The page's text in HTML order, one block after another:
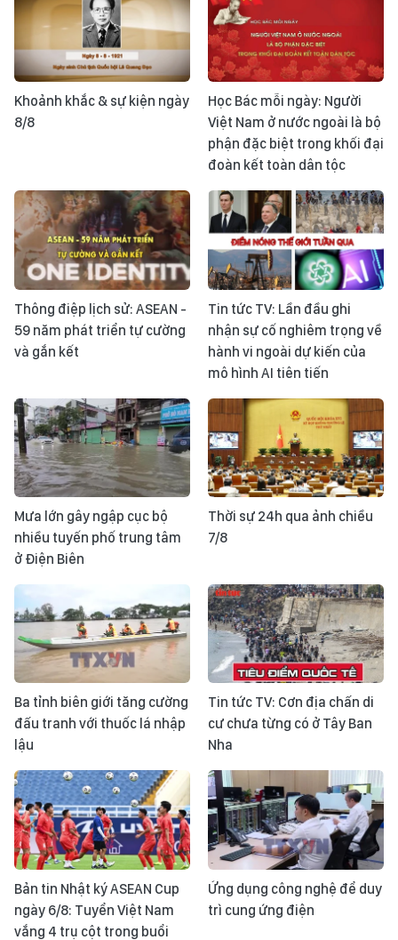
Khoảnh khắc & sự kiện ngày
8/8
Học Bác mỗi ngày: Người
Việt Nam ở nước ngoài là bộ
phận đặc biệt trong khối đại
đoàn kết toàn dân tộc
Thông điệp lịch sử: ASEAN -
59 năm phát triển tự cường
và gắn kết
Tin tức TV: Lần đầu ghi
nhận sự cố nghiêm trọng về
hành vi ngoài dự kiến của
mô hình AI tiên tiến
Mưa lớn gây ngập cục bộ
nhiều tuyến phố trung tâm
ở Điện Biên
Thời sự 24h qua ảnh chiều
7/8
Ba tỉnh biên giới tăng cường
đấu tranh với thuốc lá nhập
lậu
Tin tức TV: Cơn địa chấn di
cư chưa từng có ở Tây Ban
Nha
Bản tin Nhật ký ASEAN Cup
ngày 6/8: Tuyển Việt Nam
vắng 4 trụ cột trong buổi
Ứng dụng công nghệ để duy
trì cung ứng điện